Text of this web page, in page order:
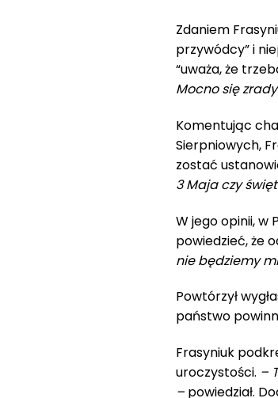
Zdaniem
przywódcy” i
“uważa, że
Mocno się
Komentując
Sierpniowych,
zostać
3 Maja czy
W jego opinii, w
powiedzieć, że
nie będziemy
Powtórzył
państwo
Frasyniuk
uroczystości. –
– powiedział.